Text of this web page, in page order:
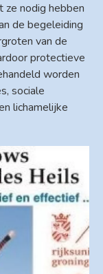
ze nodig hebben
de begeleiding
van de
protectieve
worden
sociale
lichamelijke